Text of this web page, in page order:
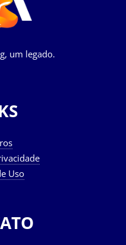
um legado.
Uso